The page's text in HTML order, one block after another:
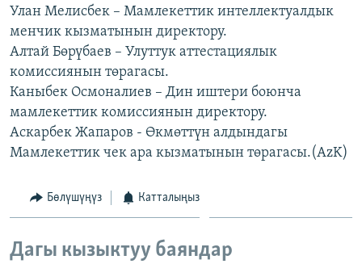
Улан Мелисбек – Мамлекеттик интеллектуалдык
менчик кызматынын директору.
Алтай Бөрүбаев – Улуттук аттестациялык
комиссиянын төрагасы.
Каныбек Осмоналиев – Дин иштери боюнча
мамлекеттик комиссиянын директору.
Аскарбек Жапаров - Өкмөттүн алдындагы
Мамлекеттик чек ара кызматынын төрагасы.(AzK)
Бөлүшүңүз Катталыңыз
Дагы кызыктуу баяндар